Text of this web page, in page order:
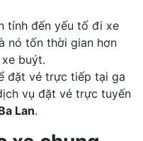
tính đến yếu tố đi xe
nó tốn thời gian hơn
buýt.
đặt vé trực tiếp tại ga
vụ đặt vé trực tuyến
Lan.